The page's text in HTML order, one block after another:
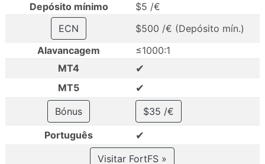
Depósito mínimo
$5 /€
ECN
$500 /€ (Depósito mín.)
Alavancagem
≤1000:1
MT4
✔
MT5 ✔
Bónus
$35 /€
Português
✔
Visitar FortFS »